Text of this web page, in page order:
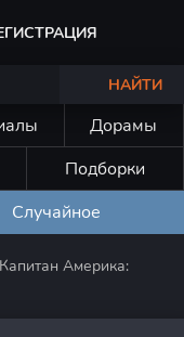
НАЙТИ
Дорамы
Подборки
Случайное
Америка: